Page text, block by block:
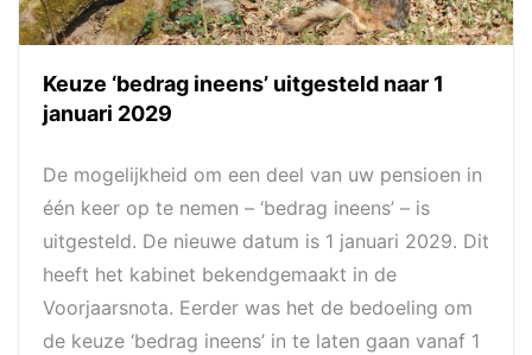
Keuze ‘bedrag ineens’ uitgesteld naar 1
januari 2029
De mogelijkheid om een deel van uw pensioen in
één keer op te nemen – ‘bedrag ineens’ – is
uitgesteld. De nieuwe datum is 1 januari 2029. Dit
heeft het kabinet bekendgemaakt in de
Voorjaarsnota. Eerder was het de bedoeling om
de keuze ‘bedrag ineens’ in te laten gaan vanaf 1